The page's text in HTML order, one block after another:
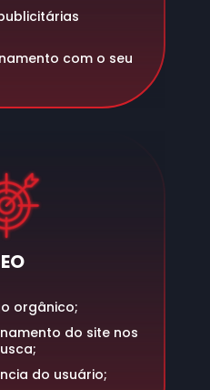
com o seu
orgânico;
do site nos
do usuário;